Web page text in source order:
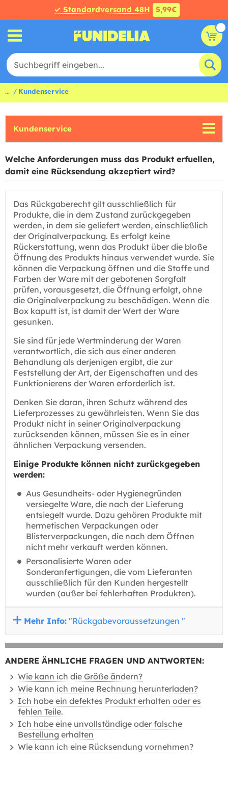
✓ Standardversand 48H 5,99€
... Kundenservice
Kundenservice
Welche Anforderungen muss das Produkt erfuellen,
damit eine Rücksendung akzeptiert wird?
Das Rückgaberecht gilt ausschließlich für
Produkte, die in dem Zustand zurückgegeben
werden, in dem sie geliefert werden, einschließlich
der Originalverpackung. Es erfolgt keine
Rückerstattung, wenn das Produkt über die bloße
Öffnung des Produkts hinaus verwendet wurde. Sie
können die Verpackung öffnen und die Stoffe und
Farben der Ware mit der gebotenen Sorgfalt
prüfen, vorausgesetzt, die Öffnung erfolgt, ohne
die Originalverpackung zu beschädigen. Wenn die
Box kaputt ist, ist damit der Wert der Ware
gesunken.
Sie sind für jede Wertminderung der Waren
verantwortlich, die sich aus einer anderen
Behandlung als derjenigen ergibt, die zur
Feststellung der Art, der Eigenschaften und des
Funktionierens der Waren erforderlich ist.
Denken Sie daran, ihren Schutz während des
Lieferprozesses zu gewährleisten. Wenn Sie das
Produkt nicht in seiner Originalverpackung
zurücksenden können, müssen Sie es in einer
ähnlichen Verpackung versenden.
Einige Produkte können nicht zurückgegeben
werden:
Aus Gesundheits- oder Hygienegründen
versiegelte Ware, die nach der Lieferung
entsiegelt wurde. Dazu gehören Produkte mit
hermetischen Verpackungen oder
Blisterverpackungen, die nach dem Öffnen
nicht mehr verkauft werden können.
Personalisierte Waren oder
Sonderanfertigungen, die vom Lieferanten
ausschließlich für den Kunden hergestellt
wurden (außer bei fehlerhaften Produkten).
Mehr Info: "Rückgabevoraussetzungen "
ANDERE ÄHNLICHE FRAGEN UND ANTWORTEN:
Wie kann ich die Größe ändern?
Wie kann ich meine Rechnung herunterladen?
Ich habe ein defektes Produkt erhalten oder es
fehlen Teile.
Ich habe eine unvollständige oder falsche
Bestellung erhalten
Wie kann ich eine Rücksendung vornehmen?